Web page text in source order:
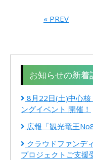
« PREV
お知らせの新着
8月22日(土)中心
ングイベント 開催！
広報「観光竜王
クラウドファンデ
プロジェクトご支援